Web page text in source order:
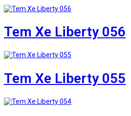
Tem Xe Liberty 056
Tem Xe Liberty 055